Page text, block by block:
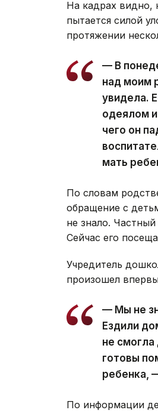
На кадрах видно,
пытается силой
протяжении
— В
над моим
увидела.
одеялом и
чего он
мать
По словам
обращение с
не знало.
Сейчас его
Учредитель
произошел
— Мы не
Ездили
не
готовы
ребенка,
По информации